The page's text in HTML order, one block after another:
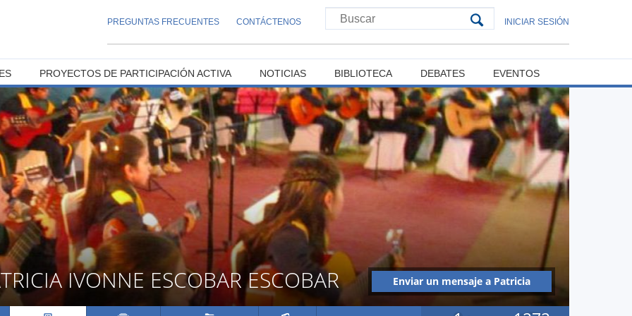
PREGUNTAS FRECUENTES CONTÁCTENOS INICIAR SESIÓN
IVONNE ESCOBAR ESCOBAR
Enviar un mensaje a Patricia
PROYECTOS DE PARTICIPACIÓN ACTIVA NOTICIAS BIBLIOTECA DEBATES EVENTOS